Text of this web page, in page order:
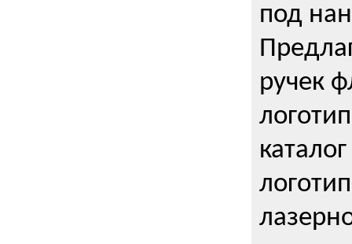
под
ручек